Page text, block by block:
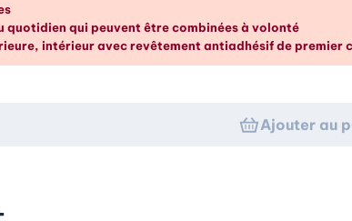
un coup d’œil
quotidien qui peuvent être combinées à volonté
intérieur avec revêtement antiadhésif de premier
Ajouter au